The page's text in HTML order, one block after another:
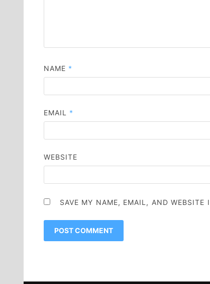
NAME *
EMAIL *
WEBSITE
SAVE MY NAME, EMAIL, AND